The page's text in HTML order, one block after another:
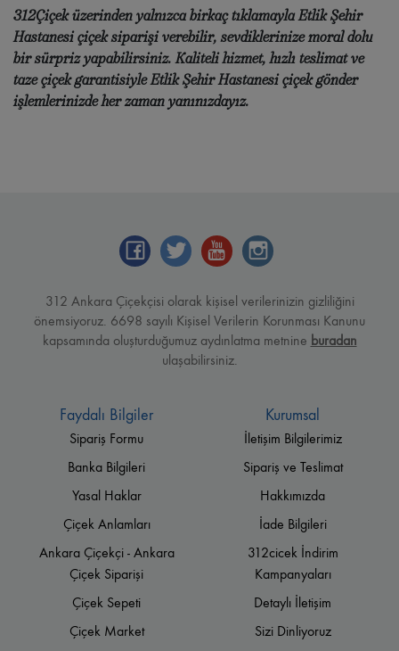
312Çiçek üzerinden yalnızca birkaç tıklamaylaEtlik Şehir
Hastanesi çiçek siparişiverebilir, sevdiklerinize moral dolu
bir sürpriz yapabilirsiniz. Kaliteli hizmet, hızlı teslimat ve
taze çiçek garantisiyleEtlik Şehir Hastanesi çiçek gönder
işlemlerinizde her zaman yanınızdayız.
312 Ankara Çiçekçisi olarak kişisel verilerinizin gizliliğini
önemsiyoruz. 6698 sayılı Kişisel Verilerin Korunması Kanunu
kapsamında oluşturduğumuz aydınlatma metnine buradan
ulaşabilirsiniz.
Faydalı Bilgiler
Sipariş Formu
Banka Bilgileri
Yasal Haklar
Çiçek Anlamları
Ankara Çiçekçi - Ankara
Çiçek Siparişi
Çiçek Sepeti
Çiçek Market
Kurumsal
İletişim Bilgilerimiz
Sipariş ve Teslimat
Hakkımızda
İade Bilgileri
312cicek İndirim
Kampanyaları
Detaylı İletişim
Sizi Dinliyoruz